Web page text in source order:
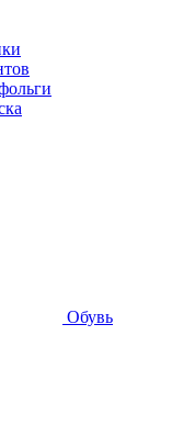
Обувь